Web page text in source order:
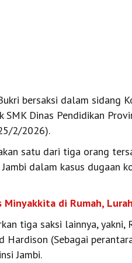
bersaksi dalam sidang
Dinas Pendidikan
2/2026).
satu dari tiga orang
dalam kasus dugaan
Minyakkita di Rumah,
tiga saksi lainnya,
Hardison (Sebagai
Jambi.